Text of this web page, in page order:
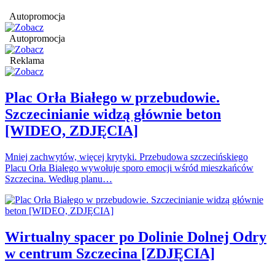
Autopromocja
Autopromocja
Reklama
Plac Orła Białego w przebudowie.
Szczecinianie widzą głównie beton
[WIDEO, ZDJĘCIA]
Mniej zachwytów, więcej krytyki. Przebudowa szczecińskiego
Placu Orła Białego wywołuje sporo emocji wśród mieszkańców
Szczecina. Według planu…
Wirtualny spacer po Dolinie Dolnej Odry
w centrum Szczecina [ZDJĘCIA]